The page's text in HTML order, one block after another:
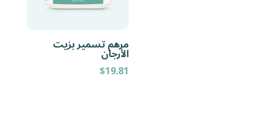
مرهم تسمير بزيت
الأرجان
$19.81